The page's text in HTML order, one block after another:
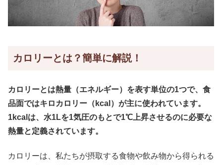
カロリーとは？簡単に解説！
カロリーとは熱量（エネルギー）を表す単位の1つで、食
品面ではキロカロリー（kcal）が主に使われています。
1kcalは、水1Lを1気圧のもとで1℃上昇させるのに必要な
熱量と定義されています。
カロリーは、私たちが摂取する食物や飲み物から得られる